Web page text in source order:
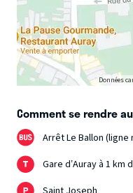
Données
Comment se rendre
Arrêt Le Ballon (ligne
Gare d’Auray à 1 km